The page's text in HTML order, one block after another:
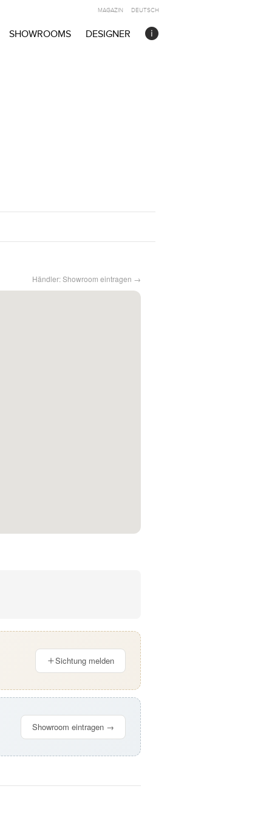
SHOWROOMS DESIGNER
MAGAZIN DEUTSCH
Händler: Showroom eintragen →
Sichtung melden
Showroom eintragen →